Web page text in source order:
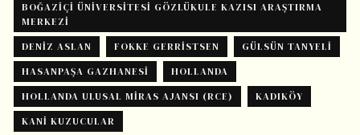
BOĞAZIÇI ÜNIVERSITESI GÖZLÜKULE KAZISI ARAŞTIRMA
MERKEZI
DENIZ ASLAN
FOKKE GERRISTSEN
GÜLSÜN TANYELI
HASANPAŞA GAZHANESI
HOLLANDA
HOLLANDA ULUSAL MIRAS AJANSI (RCE)
KADIKÖY
KANI KUZUCULAR